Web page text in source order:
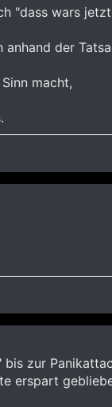
"dass wars
der
macht,
zur
erspart